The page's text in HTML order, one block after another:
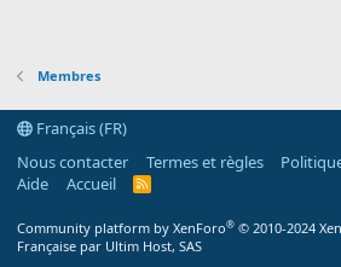
Membres
Français (FR)
Nous contacter
Termes et règles
Aide
Accueil
R
Community platform by XenForo® © 2010-2024
Française par Ultim Host, SAS